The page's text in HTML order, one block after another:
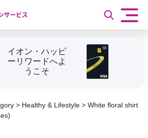
サービス
イオン・ハッピ
ーリワードへよ
うこそ
> Healthy & Lifestyle > White floral shirt